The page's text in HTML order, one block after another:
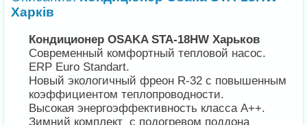
Харків
Кондиционер OSAKA STA-18HW Харьков
Современный комфортный тепловой насос.
ERP Euro Standart.
Новый экологичный фреон R-32 с повышенным
коэффициентом теплопроводности.
Высокая энергоэффективность класса A++.
Зимний комплект с подогревом поддона